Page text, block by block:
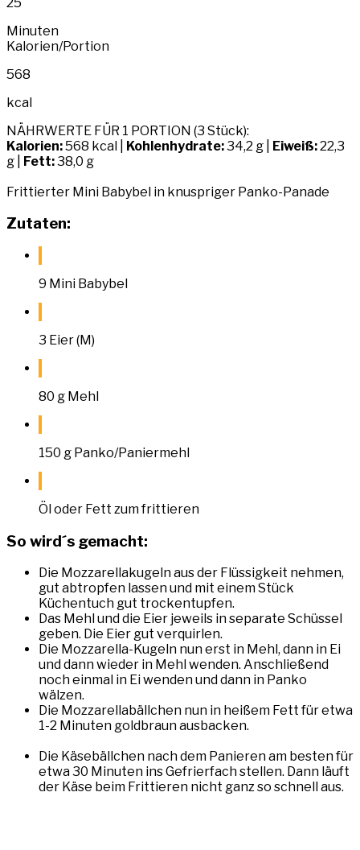
Minuten
Kalorien/Portion
568
kcal
NÄHRWERTE FÜR 1 PORTION (3 Stück):
Kalorien:568 kcal | Kohlenhydrate:34,2 g | Eiweiß:22,3
g | Fett:38,0 g
Frittierter Mini Babybel in knuspriger Panko-Panade
Zutaten:
9 Mini Babybel
3 Eier (M)
80 g Mehl
150 g Panko/Paniermehl
Öl oder Fett zum frittieren
So wird´s gemacht:
Die Mozzarellakugeln aus der Flüssigkeit nehmen,
gut abtropfen lassen und mit einem Stück
Küchentuch gut trockentupfen.
Das Mehl und die Eier jeweils in separate Schüssel
geben. Die Eier gut verquirlen.
Die Mozzarella-Kugeln nun erst in Mehl, dann in Ei
und dann wieder in Mehl wenden. Anschließend
noch einmal in Ei wenden und dann in Panko
wälzen.
Die Mozzarellabällchen nun in heißem Fett für etwa
1-2 Minuten goldbraun ausbacken.
Die Käsebällchen nach dem Panieren am besten für
etwa 30 Minuten ins Gefrierfach stellen. Dann läuft
der Käse beim Frittieren nicht ganz so schnell aus.